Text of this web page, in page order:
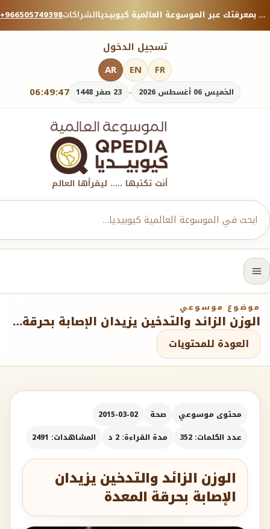
+966505749398الشراكات منصة معرفية موثوقة — شارك بمعرفتك عبر الموسوعة العالمية كيوبيديا.
تسجيل الدخول
06:49:48 الخميس 06 أغسطس 2026 - 23 صفر 1448
AR EN FR
أنت تكتبها ..... ليقرأها العالم
موضوع موسوعي
الوزن الزائد والتدخين يزيدان الإصابة بحرقة المعدة
العودة للمحتويات
محتوى موسوعي صحة
2015-03-02
عدد الكلمات: 352
مدة القراءة: 2 د المشاهدات: 2491
الوزن الزائد والتدخين يزيدان
الإصابة بحرقة المعدة